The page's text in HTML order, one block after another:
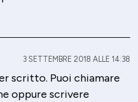
3 SETTEMBRE 2018 ALLE 14:38
scritto. Puoi chiamare
oppure scrivere